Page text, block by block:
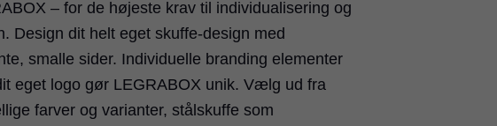
– for de højeste krav til individualisering og
Design dit helt eget skuffe-design med
smalle sider. Individuelle branding elementer
eget logo gør LEGRABOX unik. Vælg ud fra
farver og varianter, stålskuffe som